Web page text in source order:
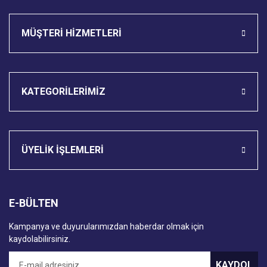
MÜŞTERİ HİZMETLERİ
KATEGORİLERİMİZ
ÜYELİK İŞLEMLERİ
E-BÜLTEN
Kampanya ve duyurularımızdan haberdar olmak için
kaydolabilirsiniz.
KAYDOL